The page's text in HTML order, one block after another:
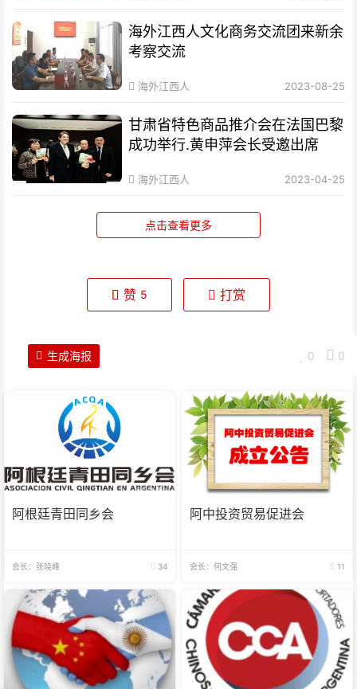
海外江西人文化商务交流团来新余
考察交流
海外江西人 2023-08-25
甘肃省特色商品推介会在法国巴黎
成功举行.黄申萍会长受邀出席
海外江西人 2023-04-25
点击查看更多
赞 5 打赏
0 0
生成海报
阿根廷青田同乡会
会长：张晓峰 34
阿中投资贸易促进会
会长：何文强 11